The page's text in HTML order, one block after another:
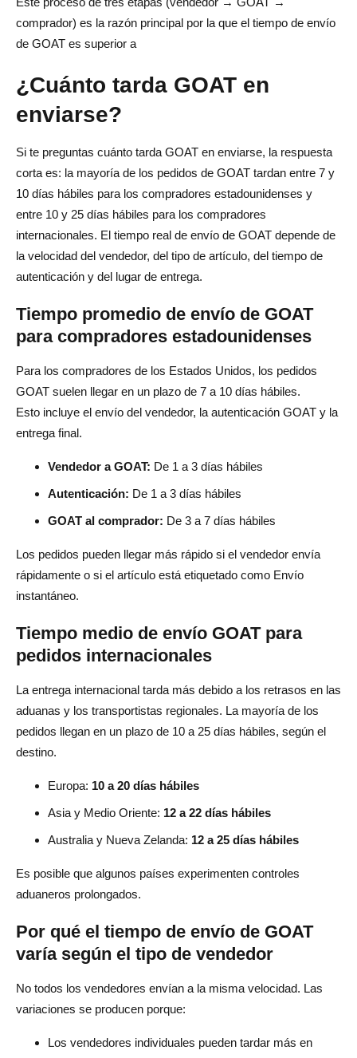
comprador) es la razón principal por la que el tiempo de envío
de GOAT es superior a
¿Cuánto tarda GOAT en
enviarse?
Si te preguntas cuánto tarda GOAT en enviarse, la respuesta
corta es: la mayoría de los pedidos de GOAT tardan entre 7 y
10 días hábiles para los compradores estadounidenses y
entre 10 y 25 días hábiles para los compradores
internacionales. El tiempo real de envío de GOAT depende de
la velocidad del vendedor, del tipo de artículo, del tiempo de
autenticación y del lugar de entrega.
Tiempo promedio de envío de GOAT
para compradores estadounidenses
Para los compradores de los Estados Unidos, los pedidos
GOAT suelen llegar en un plazo de 7 a 10 días hábiles.
Esto incluye el envío del vendedor, la autenticación GOAT y la
entrega final.
Vendedor a GOAT: De 1 a 3 días hábiles
Autenticación: De 1 a 3 días hábiles
GOAT al comprador: De 3 a 7 días hábiles
Los pedidos pueden llegar más rápido si el vendedor envía
rápidamente o si el artículo está etiquetado como Envío
instantáneo.
Tiempo medio de envío GOAT para
pedidos internacionales
La entrega internacional tarda más debido a los retrasos en las
aduanas y los transportistas regionales. La mayoría de los
pedidos llegan en un plazo de 10 a 25 días hábiles, según el
destino.
Europa: 10 a 20 días hábiles
Asia y Medio Oriente: 12 a 22 días hábiles
Australia y Nueva Zelanda: 12 a 25 días hábiles
Es posible que algunos países experimenten controles
aduaneros prolongados.
Por qué el tiempo de envío de GOAT
varía según el tipo de vendedor
No todos los vendedores envían a la misma velocidad. Las
variaciones se producen porque:
Los vendedores individuales pueden tardar más en